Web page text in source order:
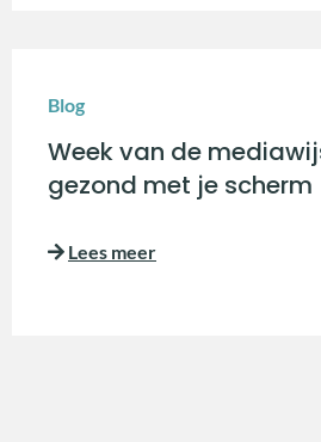
Blog
Week van de
gezond met je scherm
Lees meer